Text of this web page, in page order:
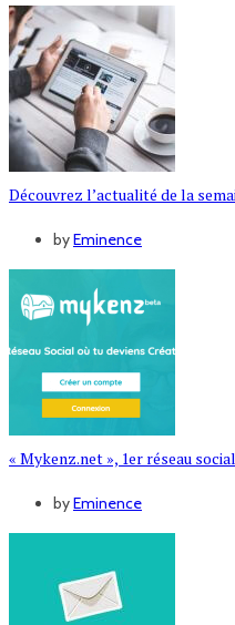
Découvrez l’actualité de la
byEminence
« Mykenz.net », 1er réseau
byEminence